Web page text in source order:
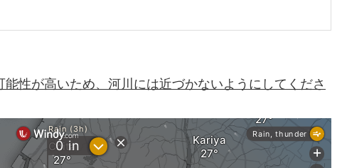
性が高いため、河川には近づかないようにしてくださ